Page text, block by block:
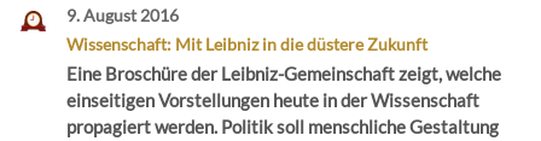
9. August 2016
Wissenschaft: Mit Leibniz in die düstere Zukunft
Eine Broschüre der Leibniz-Gemeinschaft zeigt, welche
einseitigen Vorstellungen heute in der Wissenschaft
propagiert werden. Politik soll menschliche Gestaltung